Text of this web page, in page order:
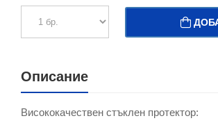
Описание
Висококачествен стъклен протектор: